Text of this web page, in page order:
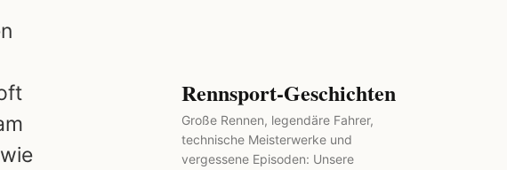
Rennsport-Geschichten
Große Rennen, legendäre Fahrer,
technische Meisterwerke und
vergessene Episoden: Unsere